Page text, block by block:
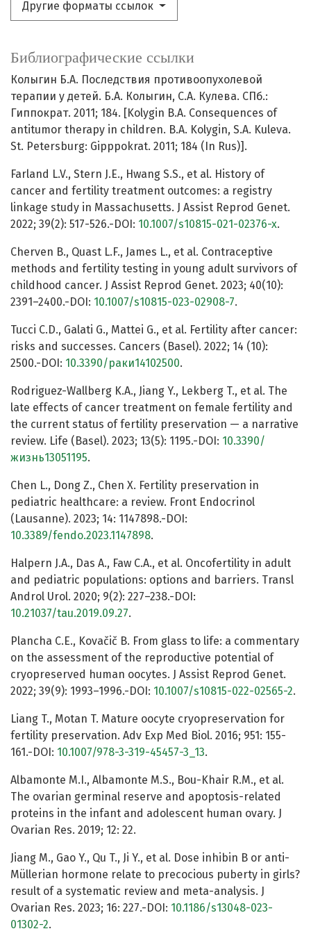
Другие форматы ссылок
Библиографические ссылки
Колыгин Б.А. Последствия противоопухолевой
терапии у детей. Б.А. Колыгин, С.А. Кулева. СПб.:
Гиппократ. 2011; 184. [Kolygin B.A. Consequences of
antitumor therapy in children. B.A. Kolygin, S.A. Kuleva.
St. Petersburg: Gipppokrat. 2011; 184 (In Rus)].
Farland L.V., Stern J.E., Hwang S.S., et al. History of
cancer and fertility treatment outcomes: a registry
linkage study in Massachusetts. J Assist Reprod Genet.
2022; 39(2): 517-526.-DOI: 10.1007/s10815-021-02376-x.
Cherven B., Quast L.F., James L., et al. Contraceptive
methods and fertility testing in young adult survivors of
childhood cancer. J Assist Reprod Genet. 2023; 40(10):
2391–2400.-DOI: 10.1007/s10815-023-02908-7.
Tucci C.D., Galati G., Mattei G., et al. Fertility after cancer:
risks and successes. Cancers (Basel). 2022; 14 (10):
2500.-DOI: 10.3390/раки14102500.
Rodriguez-Wallberg K.A., Jiang Y., Lekberg T., et al. The
late effects of cancer treatment on female fertility and
the current status of fertility preservation — a narrative
review. Life (Basel). 2023; 13(5): 1195.-DOI: 10.3390/
жизнь13051195.
Chen L., Dong Z., Chen X. Fertility preservation in
pediatric healthcare: a review. Front Endocrinol
(Lausanne). 2023; 14: 1147898.-DOI:
10.3389/fendo.2023.1147898.
Halpern J.A., Das A., Faw C.A., et al. Oncofertility in adult
and pediatric populations: options and barriers. Transl
Androl Urol. 2020; 9(2): 227–238.-DOI:
10.21037/tau.2019.09.27.
Plancha C.E., Kovačič B. From glass to life: a commentary
on the assessment of the reproductive potential of
cryopreserved human oocytes. J Assist Reprod Genet.
2022; 39(9): 1993–1996.-DOI: 10.1007/s10815-022-02565-2.
Liang T., Motan T. Mature oocyte cryopreservation for
fertility preservation. Adv Exp Med Biol. 2016; 951: 155-
161.-DOI: 10.1007/978-3-319-45457-3_13.
Albamonte M.I., Albamonte M.S., Bou-Khair R.M., et al.
The ovarian germinal reserve and apoptosis-related
proteins in the infant and adolescent human ovary. J
Ovarian Res. 2019; 12: 22.
Jiang M., Gao Y., Qu T., Ji Y., et al. Dose inhibin B or anti-
Müllerian hormone relate to precocious puberty in girls?
result of a systematic review and meta-analysis. J
Ovarian Res. 2023; 16: 227.-DOI: 10.1186/s13048-023-
01302-2.